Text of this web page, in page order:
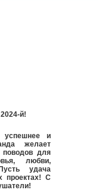
й!
и
желает
для
любви,
удача
проектах! С